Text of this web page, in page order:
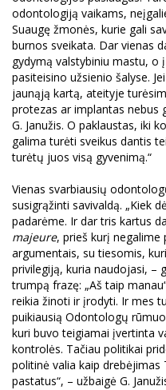
odontologiją vaikams,
Suaugę žmonės, kurie gali
burnos sveikata. Dar vienas
gydymą valstybiniu mastu, o
pasiteisino užsienio šalyse.
jaunąją kartą, ateityje
protezas ar implantas nebus
G. Janužis. O paklaustas, iki
galima turėti sveikus dantis
turėtų juos visą gyvenimą.“
Vienas svarbiausių
susigrąžinti savivaldą. „Kiek
padarėme. Ir dar tris kartus
majeure, prieš kurį negalime
argumentais, su tiesomis,
privilegiją, kuria naudojasi, –
trumpą frazę: „Aš taip
reikia žinoti ir įrodyti. Ir mes
puikiausią Odontologų
kuri buvo teigiamai įvertinta
kontrolės. Tačiau politikai
politinė valia kaip drebėjimas
pastatus“, – užbaigė G.